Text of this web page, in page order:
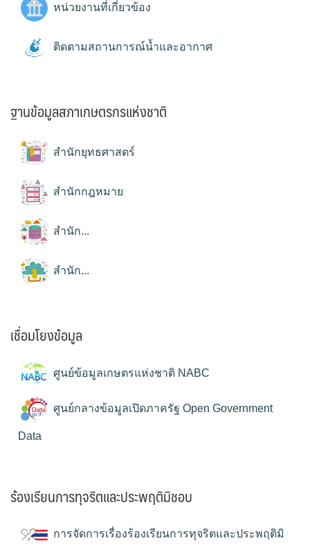
หน่วยงานที่เกี่ยวข้อง
ติดตามสถานการณ์น้ำและอากาศ
ฐานข้อมูลสภาเกษตรกรแห่งชาติ
สำนักยุทธศาสตร์
สำนักกฎหมาย
สำนัก...
สำนัก...
เชื่อมโยงข้อมูล
ศูนย์ข้อมูลเกษตรแห่งชาติ NABC
ศูนย์กลางข้อมูลเปิดภาครัฐ Open Government
Data
ร้องเรียนการทุจริตและประพฤติมิชอบ
การจัดการเรื่องร้องเรียนการทุจริตและประพฤติมิ